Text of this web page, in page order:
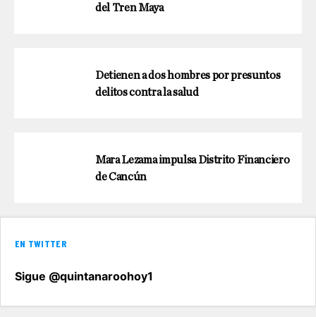
del Tren Maya
Detienen a dos hombres por presuntos
delitos contra la salud
Mara Lezama impulsa Distrito Financiero
de Cancún
EN TWITTER
Sigue @quintanaroohoy1